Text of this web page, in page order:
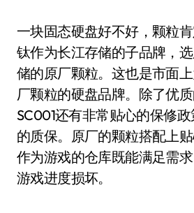
一块固态硬盘好不好，颗粒
钛作为长江存储的子品牌，
储的原厂颗粒。这也是市面
厂颗粒的硬盘品牌。除了优
SC001还有非常贴心的保修
的质保。原厂的颗粒搭配上
作为游戏的仓库既能满足需
游戏进度损坏。